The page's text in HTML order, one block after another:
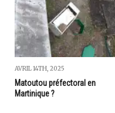
AVRIL 14TH, 2025
Matoutou préfectoral en
Martinique ?